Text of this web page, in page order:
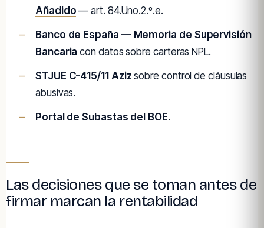
Añadido — art. 84.Uno.2.º.e.
Banco de España — Memoria de Supervisión
Bancaria con datos sobre carteras NPL.
STJUE C-415/11 Aziz sobre control de cláusulas
abusivas.
Portal de Subastas del BOE.
Las decisiones que se toman antes de
firmar marcan la rentabilidad